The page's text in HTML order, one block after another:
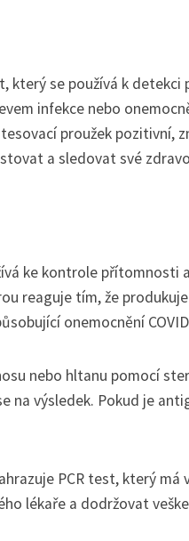
který se používá k
infekce nebo
proužek pozitivní,
a sledovat své
ke kontrole přítomnosti
reaguje tím, že
onemocnění
nebo hltanu pomocí
na výsledek. Pokud je
PCR test, který má
lékaře a dodržovat